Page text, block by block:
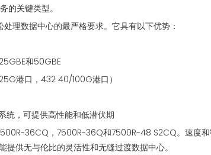
的关键类型。
理数据中心的最严格要求。它具有以下优势：
和50GBE
港口，432 40/100G港口）
统，可提供高性能和低潜伏期
36CQ，7500R-36Q和7500R-48 S2CQ。速度
供无与伦比的灵活性和无缝过渡数据中心。